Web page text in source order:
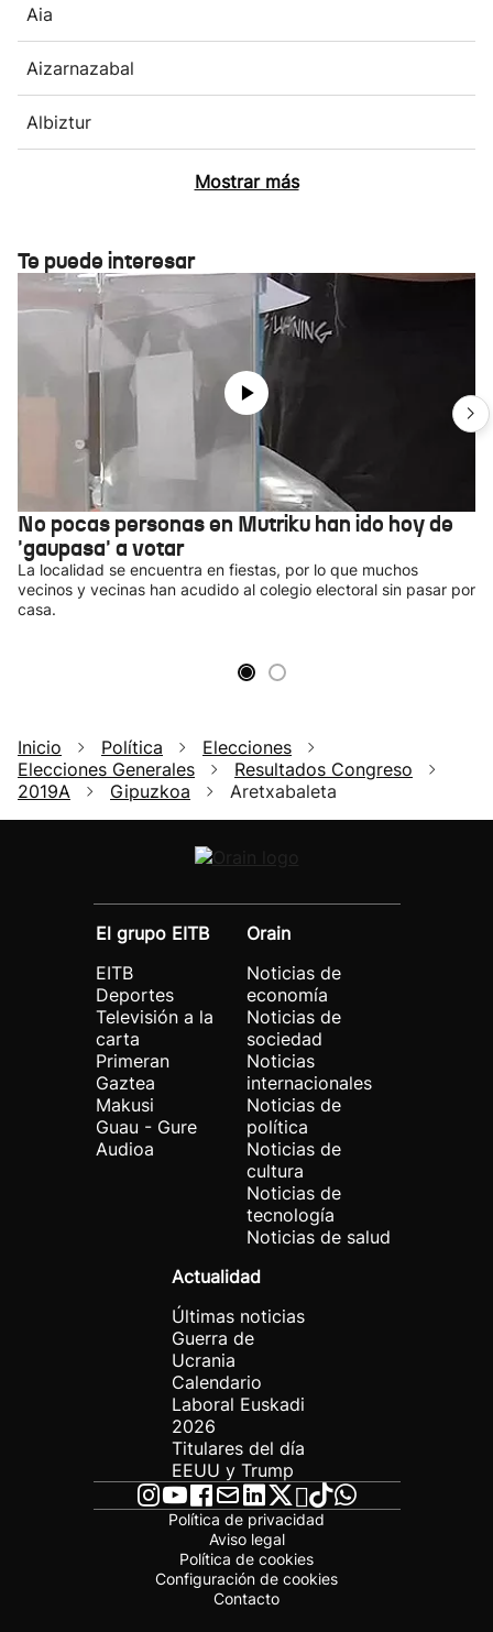
Aia
Aizarnazabal
Albiztur
Mostrar más
Te puede interesar
No pocas personas en Mutriku han ido hoy de
'gaupasa' a votar
La localidad se encuentra en fiestas, por lo que muchos
vecinos y vecinas han acudido al colegio electoral sin pasar por
casa.
Inicio Política
Elecciones
Elecciones Generales
Resultados Congreso
2019A
Gipuzkoa Aretxabaleta
El grupo EITB
EITB
Deportes
Televisión a la
carta
Primeran
Gaztea
Makusi
Guau - Gure
Audioa
Orain
Noticias de
economía
Noticias de
sociedad
Noticias
internacionales
Noticias de
política
Noticias de
cultura
Noticias de
tecnología
Noticias de salud
Actualidad
Últimas noticias
Guerra de
Ucrania
Calendario
Laboral Euskadi
2026
Titulares del día
EEUU y Trump
Política de privacidad
Aviso legal
Política de cookies
Configuración de cookies
Contacto